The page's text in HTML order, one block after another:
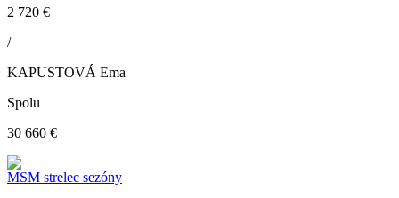
2 720 €
/
KAPUSTOVÁ Ema
Spolu
30 660 €
MSM strelec sezóny